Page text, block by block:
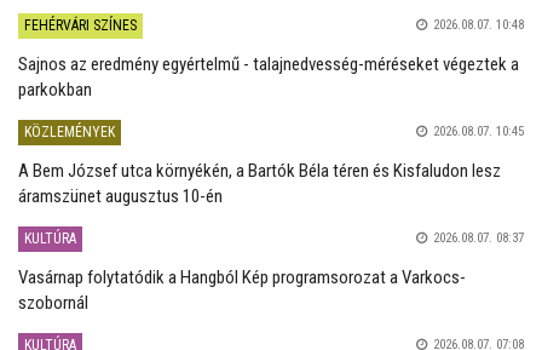
FEHÉRVÁRI SZÍNES 2026.08.07. 10:48
Sajnos az eredmény egyértelmű - talajnedvesség-méréseket végeztek a
parkokban
KÖZLEMÉNYEK 2026.08.07. 10:45
A Bem József utca környékén, a Bartók Béla téren és Kisfaludon lesz
áramszünet augusztus 10-én
KULTÚRA 2026.08.07. 08:37
Vasárnap folytatódik a Hangból Kép programsorozat a Varkocs-
szobornál
KULTÚRA 2026.08.07. 07:08